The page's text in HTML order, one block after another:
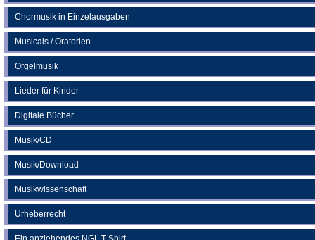
Chormusik in Einzelausgaben
Musicals / Oratorien
Orgelmusik
Lieder für Kinder
Digitale Bücher
Musik/CD
Musik/Download
Musikwissenschaft
Urheberrecht